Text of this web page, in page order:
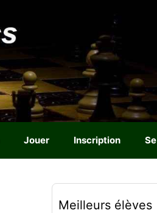
Jouer Inscription
Meilleurs élèves